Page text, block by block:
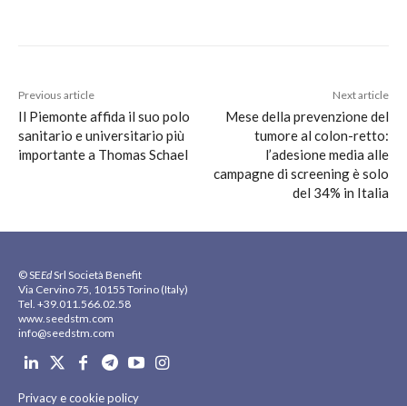
Previous article
Il Piemonte affida il suo polo
sanitario e universitario più
importante a Thomas Schael
Next article
Mese della prevenzione del
tumore al colon-retto:
l’adesione media alle
campagne di screening è solo
del 34% in Italia
© SEEdSrl Società Benefit
Via Cervino 75, 10155 Torino (Italy)
Tel. +39.011.566.02.58
www.seedstm.com
info@seedstm.com
Privacy e cookie policy